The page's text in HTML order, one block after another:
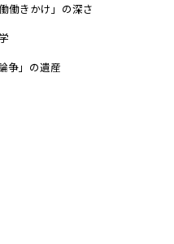
働きかけ」の深さ
争」の遺産